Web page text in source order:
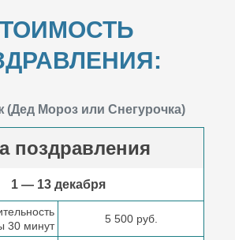
(Дед Мороз или Снегурочка)
поздравления
1 — 13 декабря
30 минут
5 500 руб.